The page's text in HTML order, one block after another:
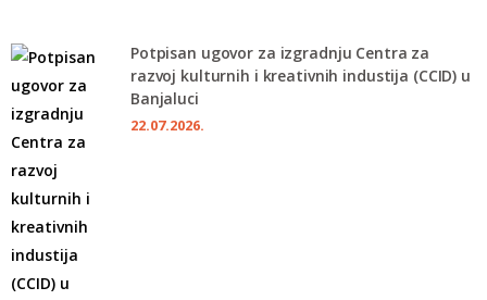
Potpisan ugovor za izgradnju Centra za
razvoj kulturnih i kreativnih industija (CCID) u
Banjaluci
22.07.2026.